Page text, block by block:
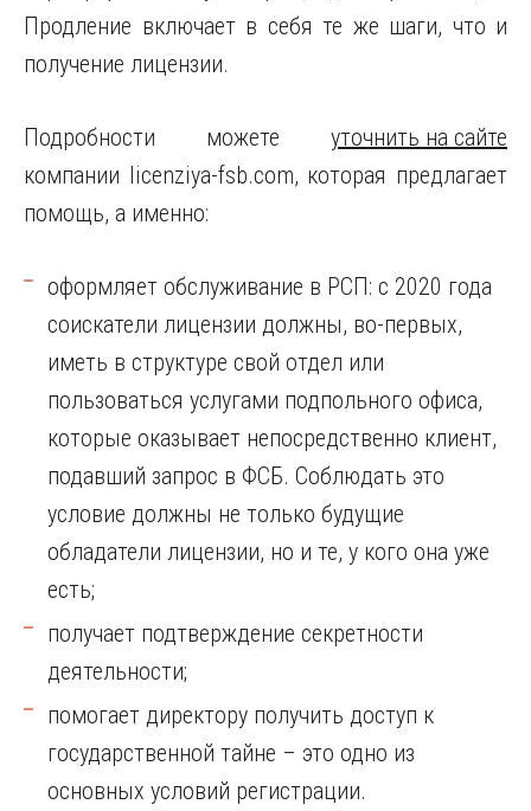
Продление включает в себя те же шаги, что и
получение лицензии.
Подробности можете уточнить на сайте
компании licenziya-fsb.com, которая предлагает
помощь, а именно:
оформляет обслуживание в РСП: с 2020 года
соискатели лицензии должны, во-первых,
иметь в структуре свой отдел или
пользоваться услугами подпольного офиса,
которые оказывает непосредственно клиент,
подавший запрос в ФСБ. Соблюдать это
условие должны не только будущие
обладатели лицензии, но и те, у кого она уже
есть;
получает подтверждение секретности
деятельности;
помогает директору получить доступ к
государственной тайне – это одно из
основных условий регистрации.